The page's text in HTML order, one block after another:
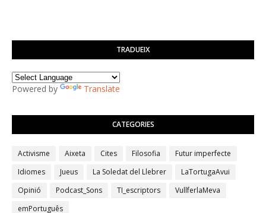
TRADUEIX
Powered by Translate
CATEGORIES
Activisme Aixeta Cites Filosofia
Futur imperfecte
Idiomes
Jueus La Soledat del Llebrer
LaTortugaAvui
Opinió
Podcast_Sons TI_escriptors
VullferlaMeva
emPortuguês